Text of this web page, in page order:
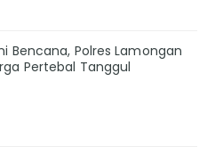
Bencana, Polres Lamongan
Pertebal Tanggul